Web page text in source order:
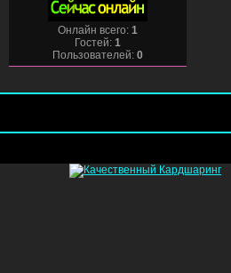
Онлайн всего: 1
Гостей: 1
Пользователей: 0